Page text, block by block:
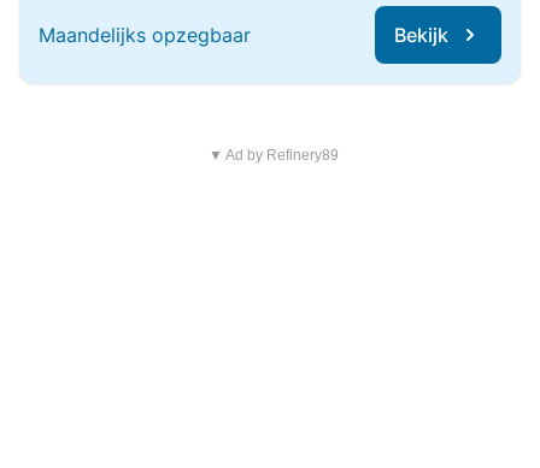
Maandelijks opzegbaar Bekijk
▼ Ad by Refinery89